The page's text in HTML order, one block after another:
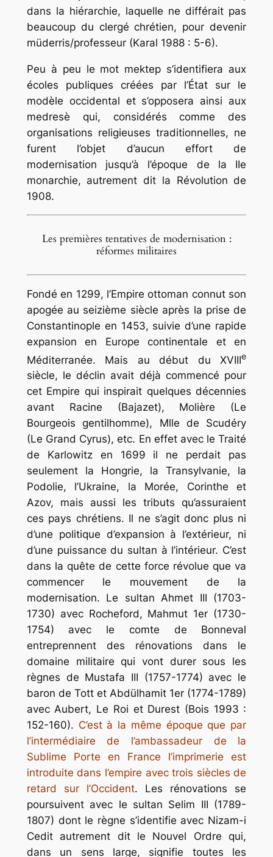
dans la hiérarchie, laquelle ne différait pas
beaucoup du clergé chrétien, pour devenir
müderris/professeur (Karal 1988 : 5-6).
Peu à peu le mot mektep s’identifiera aux
écoles publiques créées par l’État sur le
modèle occidental et s’opposera ainsi aux
medresè qui, considérés comme des
organisations religieuses traditionnelles, ne
furent l’objet d’aucun effort de
modernisation jusqu’à l’époque de la IIe
monarchie, autrement dit la Révolution de
1908.
Les premières tentatives de modernisation :
réformes militaires
Fondé en 1299, l’Empire ottoman connut son
apogée au seizième siècle après la prise de
Constantinople en 1453, suivie d’une rapide
expansion en Europe continentale et en
Méditerranée. Mais au début du XVIIIe
siècle, le déclin avait déjà commencé pour
cet Empire qui inspirait quelques décennies
avant Racine (Bajazet), Molière (Le
Bourgeois gentilhomme), Mlle de Scudéry
(Le Grand Cyrus),etc. En effet avec le Traité
de Karlowitz en 1699 il ne perdait pas
seulement la Hongrie, la Transylvanie, la
Podolie, l’Ukraine, la Morée, Corinthe et
Azov, mais aussi les tributs qu’assuraient
ces pays chrétiens. Il ne s’agit donc plus ni
d’une politique d’expansion à l’extérieur, ni
d’une puissance du sultan à l’intérieur. C’est
dans la quête de cette force révolue que va
commencer le mouvement de la
modernisation. Le sultan Ahmet III (1703-
1730) avec Rocheford, Mahmut 1er (1730-
1754) avec le comte de Bonneval
entreprennent des rénovations dans le
domaine militaire qui vont durer sous les
règnes de Mustafa III (1757-1774) avec le
baron de Tott et Abdülhamit 1er (1774-1789)
avec Aubert, Le Roi et Durest (Bois 1993 :
152-160). C’est à la même époque que par
l’intermédiaire de l’ambassadeur de la
Sublime Porte en France l’imprimerie est
introduite dans l’empire avec trois siècles de
retard sur l’Occident. Les rénovations se
poursuivent avec le sultan Selim III (1789-
1807) dont le règne s’identifie avec Nizam-i
Cedit autrement dit le Nouvel Ordre qui,
dans un sens large, signifie toutes les